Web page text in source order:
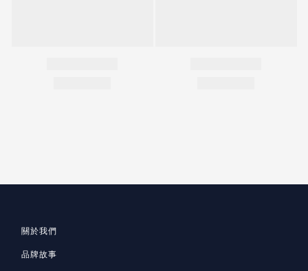
關於我們
品牌故事